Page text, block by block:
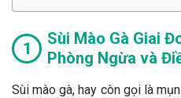
Sùi Mào Gà Giai
Phòng Ngừa và
Sùi mào gà, hay còn gọi là